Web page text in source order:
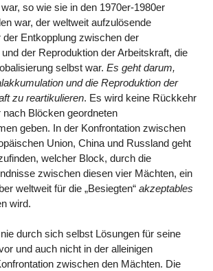
so wie sie in den 1970er-1980er
war, der weltweit aufzulösende
Entkopplung zwischen der
der Reproduktion der Arbeitskraft, die
selbst war. Es geht darum,
und die Reproduktion der
zu reartikulieren. Es wird keine Rückkehr
nach Blöcken geordneten
geben. In der Konfrontation zwischen
Union, China und Russland geht
welcher Block, durch die
zwischen diesen vier Mächten, ein
weltweit für die „Besiegten“ akzeptables
wird.
durch sich selbst Lösungen für seine
und auch nicht in der alleinigen
zwischen den Mächten. Die